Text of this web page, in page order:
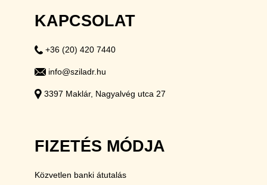
KAPCSOLAT
+36 (20) 420 7440
info@sziladr.hu
3397 Maklár, Nagyalvég utca 27
FIZETÉS MÓDJA
Közvetlen banki átutalás